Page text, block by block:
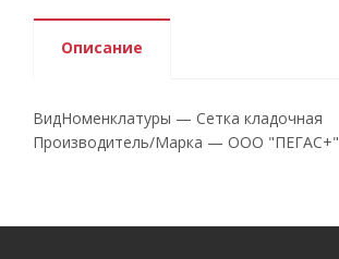
Описание
ВидНоменклатуры — Сетка кладочная
Производитель/Марка — ООО "ПЕГАС+"